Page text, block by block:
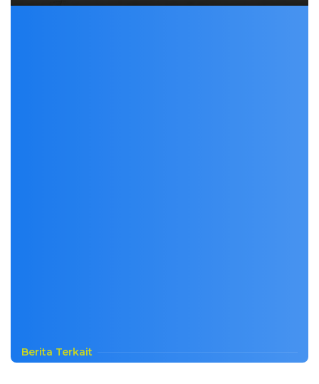
Berita Terkait